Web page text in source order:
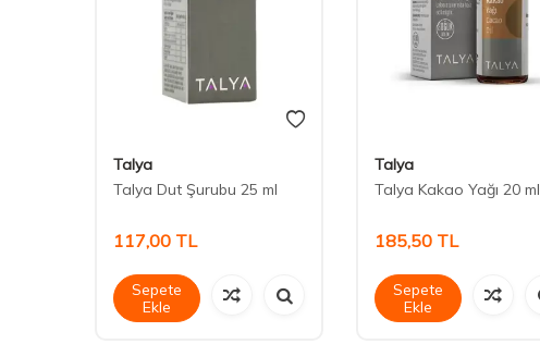
Talya
Talya Dut Şurubu 25 ml
117,00 TL
Sepete
Ekle
Talya
Talya Kakao Yağı 20 ml
185,50 TL
Sepete
Ekle